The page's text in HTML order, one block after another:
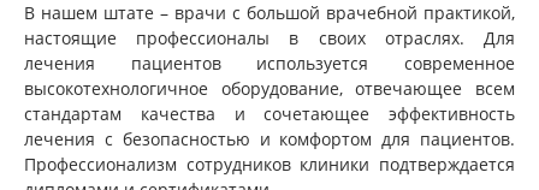
В нашем штате – врачи с большой врачебной практикой,
настоящие профессионалы в своих отраслях. Для
лечения пациентов используется современное
высокотехнологичное оборудование, отвечающее всем
стандартам качества и сочетающее эффективность
лечения с безопасностью и комфортом для пациентов.
Профессионализм сотрудников клиники подтверждается